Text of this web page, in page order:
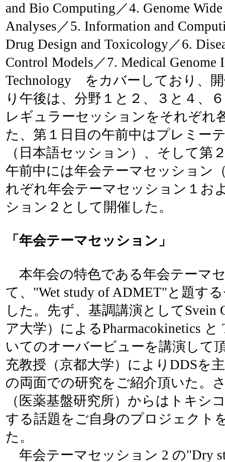
and Bio Computing／4. Genome
Analyses／5. Information and
Drug Design and Toxicology／6.
Control Models／7. Medical Genome
Technology をカバーしており、
り午後は、分野１と２、３と４、
レギュラーセッションをそれぞれ
た、第１日目の午前中はプレミー
（日本語セッション）、そして第
午前中には年会テーマセッション
れぞれ年会テーマセッション１お
ション２として開催した。
「年会テーマセッション」
本年会の特色である年会テーマ
て、"Wet study of ADMET"と題す
した。先ず、基調講演としてSvein
ア大学）によるPharmacokinetics
いてのオーバービューを講演して
充教授（京都大学）によりDDSを
の両面での研究をご紹介頂いた。
（医薬基盤研究所）からはトキシ
する話題をご自身のプロジェクト
た。
年会テーマセッション 2 の"Dry